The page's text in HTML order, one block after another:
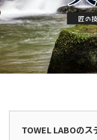
TOWEL LABOのス